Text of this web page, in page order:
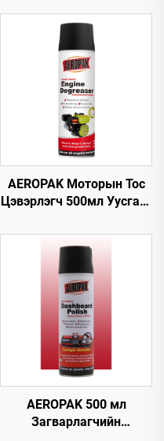
AEROPAK Моторын Тос
Цэвэрлэгч 500мл Уусгагч
Цэвэрлэгч Тос Цэвэрлэх
Хэрэгсэл
AEROPAK 500 мл
Загварлагчийн